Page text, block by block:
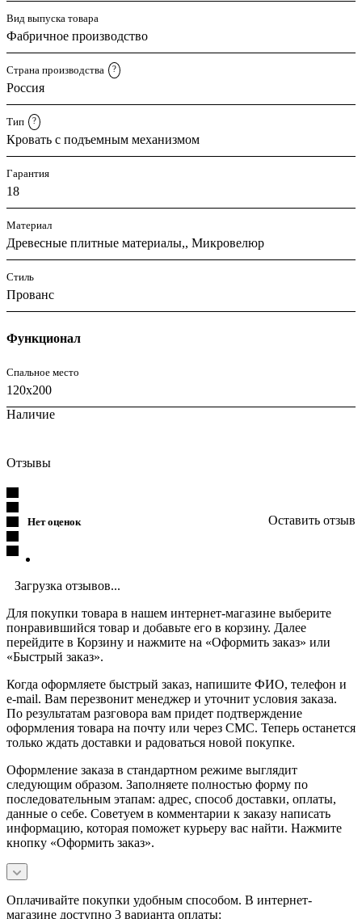
Вид выпуска товара
Фабричное производство
Страна производства ?
Россия
Тип ?
Кровать с подъемным механизмом
Гарантия
18
Материал
Древесные плитные материалы,, Микровелюр
Стиль
Прованс
Функционал
Спальное место
120x200
Наличие
Отзывы
Нет оценок Оставить отзыв
Загрузка отзывов...
Для покупки товара в нашем интернет-магазине выберите
понравившийся товар и добавьте его в корзину. Далее
перейдите в Корзину и нажмите на «Оформить заказ» или
«Быстрый заказ».
Когда оформляете быстрый заказ, напишите ФИО, телефон и
e-mail. Вам перезвонит менеджер и уточнит условия заказа.
По результатам разговора вам придет подтверждение
оформления товара на почту или через СМС. Теперь останется
только ждать доставки и радоваться новой покупке.
Оформление заказа в стандартном режиме выглядит
следующим образом. Заполняете полностью форму по
последовательным этапам: адрес, способ доставки, оплаты,
данные о себе. Советуем в комментарии к заказу написать
информацию, которая поможет курьеру вас найти. Нажмите
кнопку «Оформить заказ».
Оплачивайте покупки удобным способом. В интернет-
магазине доступно 3 варианта оплаты: